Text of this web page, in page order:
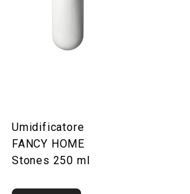
Umidificatore
FANCY HOME
Stones 250 ml